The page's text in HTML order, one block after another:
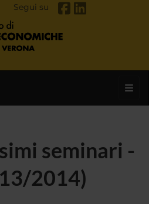
Segui su
seminari -
2014)